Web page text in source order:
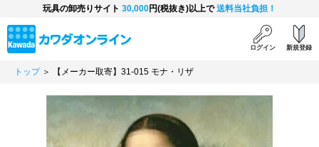
玩具の卸売りサイト 30,000円(税抜き)以上で送料当社負担！
ログイン 新規登録
トップ＞ 【メーカー取寄】31-015 モナ・リザ